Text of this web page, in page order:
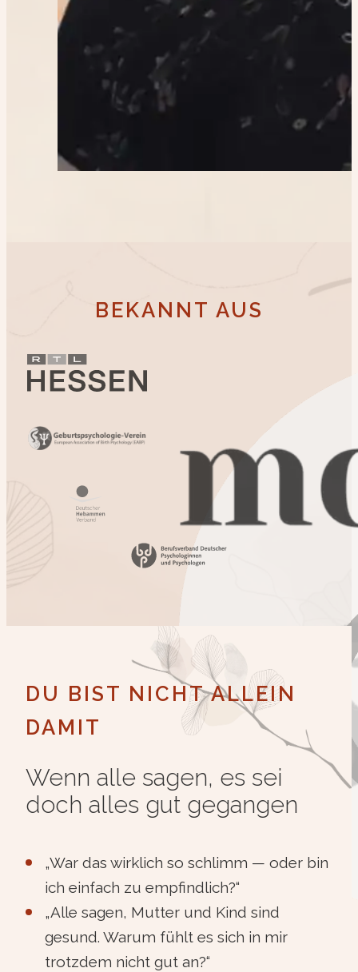
BEKANNT AUS
DU BIST NICHT ALLEIN
DAMIT
Wenn alle sagen, es sei
doch alles gut gegangen
„War das wirklich so schlimm — oder bin
ich einfach zu empfindlich?“
„Alle sagen, Mutter und Kind sind
gesund. Warum fühlt es sich in mir
trotzdem nicht gut an?“